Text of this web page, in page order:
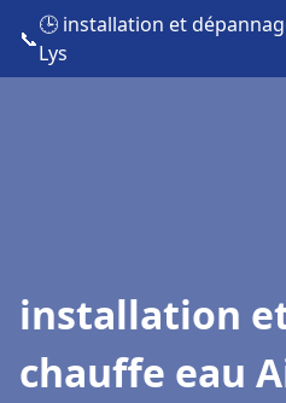
📞
🕒 installation et
Lys
installation
chauffe eau